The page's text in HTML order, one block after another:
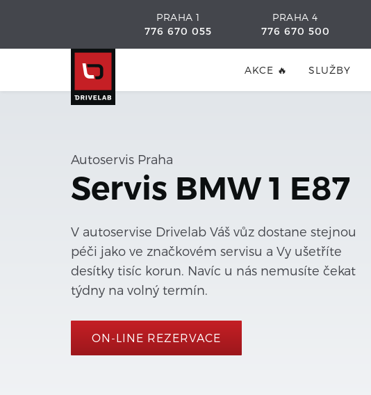
PRAHA 1
776 670 055
PRAHA 4
776 670 500
AKCE 🔥 SLUŽBY
Autoservis Praha
Servis BMW 1 E87
V autoservise Drivelab Váš vůz dostane stejnou
péči jako ve značkovém servisu a Vy ušetříte
desítky tisíc korun. Navíc u nás nemusíte čekat
týdny na volný termín.
ON-LINE REZERVACE